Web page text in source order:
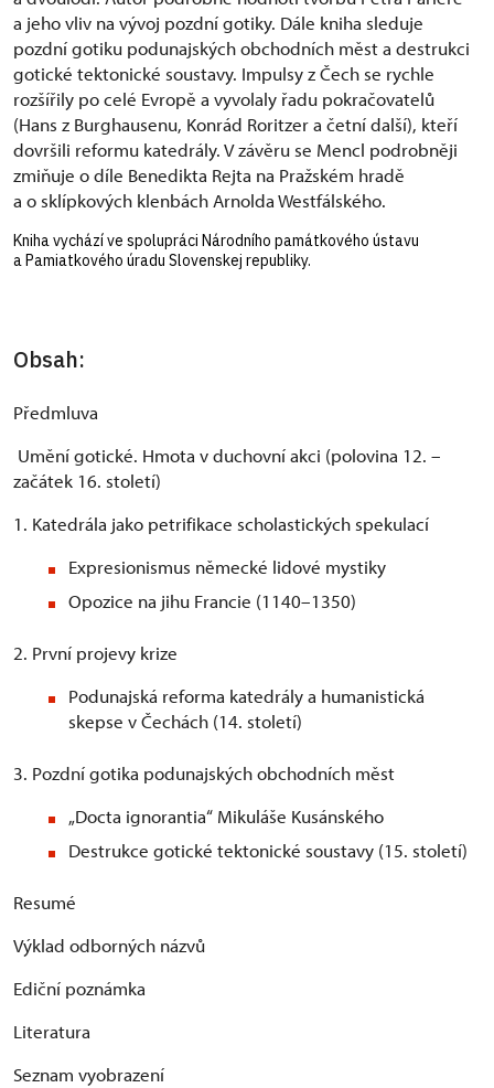
a jeho vliv na vývoj pozdní gotiky. Dále kniha sleduje
pozdní gotiku podunajských obchodních měst a destrukci
gotické tektonické soustavy. Impulsy z Čech se rychle
rozšířily po celé Evropě a vyvolaly řadu pokračovatelů
(Hans z Burghausenu, Konrád Roritzer a četní další), kteří
dovršili reformu katedrály. V závěru se Mencl podrobněji
zmiňuje o díle Benedikta Rejta na Pražském hradě
a o sklípkových klenbách Arnolda Westfálského.
Kniha vychází ve spolupráci Národního památkového ústavu
a Pamiatkového úradu Slovenskej republiky.
Obsah:
Předmluva
Umění gotické. Hmota v duchovní akci (polovina 12. –
začátek 16. století)
1. Katedrála jako petrifikace scholastických spekulací
Expresionismus německé lidové mystiky
Opozice na jihu Francie (1140–1350)
2. První projevy krize
Podunajská reforma katedrály a humanistická
skepse v Čechách (14. století)
3. Pozdní gotika podunajských obchodních měst
„Docta ignorantia“ Mikuláše Kusánského
Destrukce gotické tektonické soustavy (15. století)
Resumé
Výklad odborných názvů
Ediční poznámka
Literatura
Seznam vyobrazení